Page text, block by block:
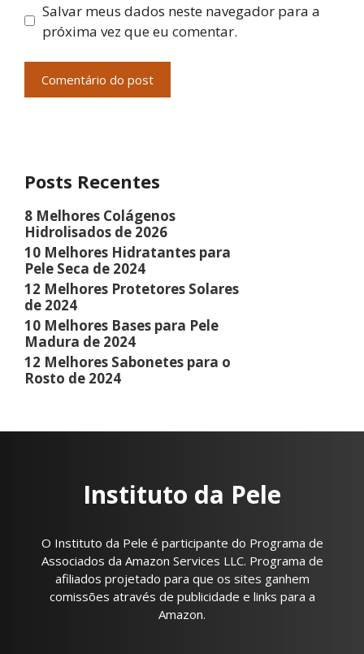
Salvar meus dados neste navegador para a
próxima vez que eu comentar.
Posts Recentes
8 Melhores Colágenos
Hidrolisados de 2026
10 Melhores Hidratantes para
Pele Seca de 2024
12 Melhores Protetores Solares
de 2024
10 Melhores Bases para Pele
Madura de 2024
12 Melhores Sabonetes para o
Rosto de 2024
Instituto da Pele
O Instituto da Pele é participante do Programa de
Associados da Amazon Services LLC. Programa de
afiliados projetado para que os sites ganhem
comissões através de publicidade e links para a
Amazon.